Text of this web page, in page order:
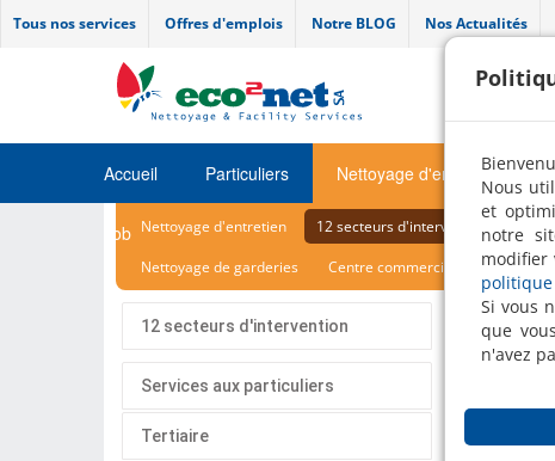
Tous nos services Offres d'emplois Notre BLOG Nos Actualités
Accueil Particuliers Nettoyage d'entretien
Job Nettoyage d'entretien 12 secteurs d'intervention Le
Nettoyage de garderies
Centre commerciaux
12 secteurs d'intervention
Services aux particuliers
Tertiaire
Nous
et
notre
modifier
Si vous
que
n'avez